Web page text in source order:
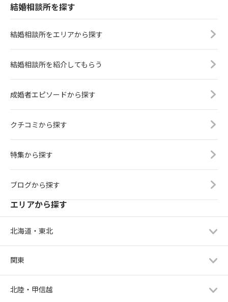
結婚相談所を探す
結婚相談所をエリアから探す
結婚相談所を紹介してもらう
成婚者エピソードから探す
クチコミから探す
特集から探す
ブログから探す
エリアから探す
北海道・東北
関東
北陸・甲信越